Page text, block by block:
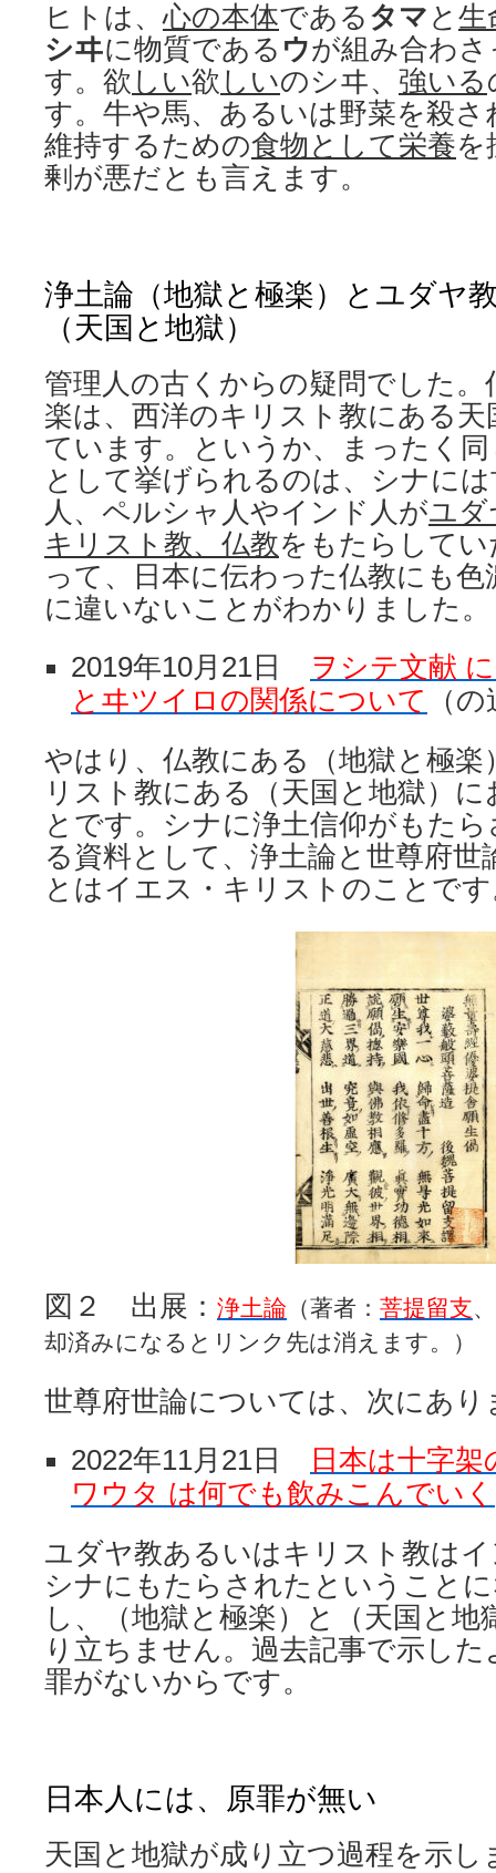
ヒトは、心の本体である タマ と 生
シヰに物質である ウが組み合わ
す。欲 しい欲 しいのシヰ、 強いる
す。牛や馬、あるいは野菜を殺さ
維持するための食物として栄養を
剰が悪だとも言えます。
浄土論（地獄と極楽）とユダヤ
（天国と地獄）
管理人の古くからの疑問でした
楽は、西洋のキリスト教にある
ています。というか、まったく
として挙げられるのは、シナに
人、ペルシャ人やインド人がユダ
キリスト教、仏教をもたらして
って、日本に伝わった仏教にも
に違いないことがわかりました。
2019年10月21日
ヲシテ文献
とヰツイロの関係について
（
やはり、仏教にある（地獄と極
リスト教にある（天国と地獄）
とです。シナに浄土信仰がもた
る資料として、浄土論と世尊府世
とはイエス・キリストのことで
図２ 出展： 浄土論 （著者： 菩提留支
却済みになるとリンク先は消えます。）
世尊府世論については、次にあり
2022年11月21日
日本は十字
ワウタ は何でも飲みこんでいく
ユダヤ教あるいはキリスト教は
シナにもたらされたということ
し、（地獄と極楽）と（天国と地
り立ちません。過去記事で示し
罪がないからです。
日本人には、原罪が無い
天国と地獄が成り立つ過程を示し